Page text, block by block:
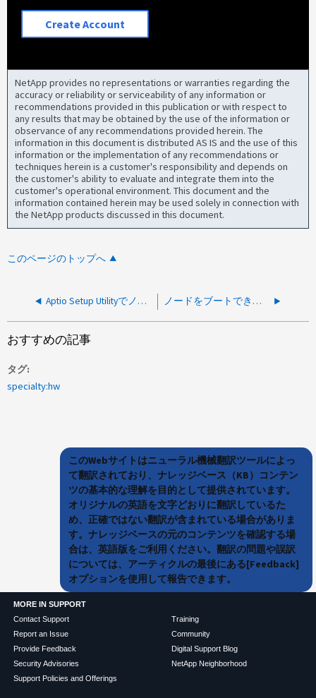
Create Account
NetApp provides no representations or warranties regarding the
accuracy or reliability or serviceability of any information or
recommendations provided in this publication or with respect to
any results that may be obtained by the use of the information or
observance of any recommendations provided herein. The
information in this document is distributed AS IS and the use of this
information or the implementation of any recommendations or
techniques herein is a customer's responsibility and depends on
the customer's ability to evaluate and integrate them into the
customer's operational environment. This document and the
information contained herein may be used solely in connection with
the NetApp products discussed in this document.
このページのトップへ
Aptio Setup Utilityでノードがブートし、LoaderまたはONTAPに進まない ノードをブートできない- KCSデバイスへの書き込みに失敗しました
おすすめの記事
タグ
specialty:hw
このWebサイトはニューラル機械翻訳ツールによっ
て翻訳されており、ナレッジベース（KB）コンテン
ツの基本的な理解を目的として提供されています。
オリジナルの英語を文字どおりに翻訳しているた
め、正確ではない翻訳が含まれている場合がありま
す。ナレッジベースの元のコンテンツを確認する場
合は、英語版をご利用ください。翻訳の問題や誤訳
については、アーティクルの最後にある[Feedback]
オプションを使用して報告できます。
MORE IN SUPPORT
Contact Support
Report an Issue
Provide Feedback
Security Advisories
Support Policies and Offerings
Training
Community
Digital Support Blog
NetApp Neighborhood